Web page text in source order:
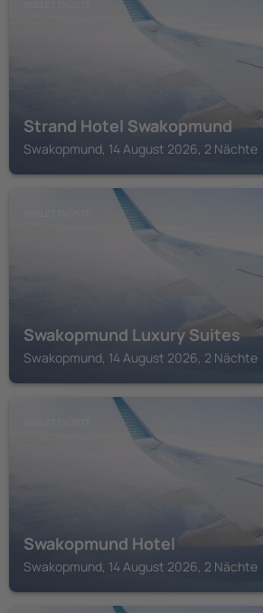
Strand Hotel Swakopmund
Swakopmund, 14 August 2026, 2 Nächte
Swakopmund Luxury Suites
Swakopmund, 14 August 2026, 2 Nächte
Swakopmund Hotel
Swakopmund, 14 August 2026, 2 Nächte